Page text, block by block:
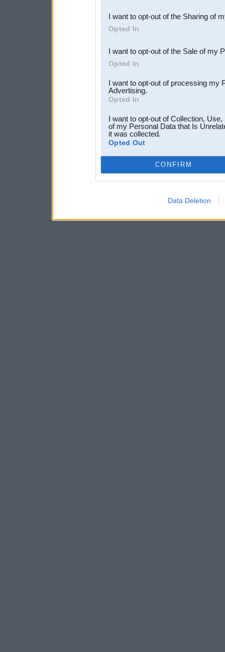
Downstream Participants
third parties.
I want to opt-out of the Sharing of
Opted In
I want to opt-out of the Sale of my
Opted In
I want to opt-out of processing my
Advertising.
Opted In
I want to opt-out of Collection,
of my Personal Data that Is
it was collected.
Opted Out
CONFIRM
Data Deletion